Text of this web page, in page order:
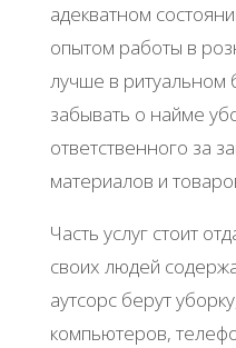
адекватном
опытом работы в
лучше в ритуальном
забывать о найме
ответственного за
материалов и
Часть услуг стоит
своих людей
аутсорс берут
компьютеров,